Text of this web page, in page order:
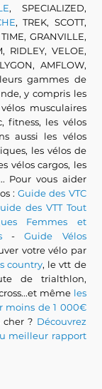
, SPECIALIZED,
, TREK, SCOTT,
GRANVILLE,
RIDLEY, VELOE,
AMFLOW,
leurs gammes de
y compris les
musculaires
fitness, les vélos
aussi les vélos
les vélos de
vélos cargos, les
Pour vous aider
:Guide des VTC
des VTT Tout
Femmes et
-Guide Vélos
votre vélo par
country, le vtt de
de trialthlon,
même les
moins de 1 000€
? Découvrez
meilleur rapport